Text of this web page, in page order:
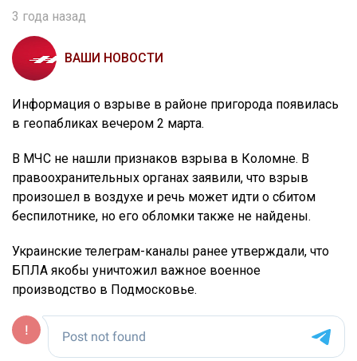
3 года назад
ВАШИ НОВОСТИ
Информация о взрыве в районе пригорода появилась
в геопабликах вечером 2 марта.
В МЧС не нашли признаков взрыва в Коломне. В
правоохранительных органах заявили, что взрыв
произошел в воздухе и речь может идти о сбитом
беспилотнике, но его обломки также не найдены.
Украинские телеграм-каналы ранее утверждали, что
БПЛА якобы уничтожил важное военное
производство в Подмосковье.